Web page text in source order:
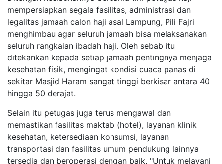
mempersiapkan segala fasilitas, administrasi dan
legalitas jamaah calon haji asal Lampung, Pili Fajri
menghimbau agar seluruh jamaah bisa melaksanakan
seluruh rangkaian ibadah haji. Oleh sebab itu
ditekankan kepada setiap jamaah pentingnya menjaga
kesehatan fisik, mengingat kondisi cuaca panas di
sekitar Masjid Haram sangat tinggi berkisar antara 40
hingga 50 derajat.
Selain itu petugas juga terus mengawal dan
memastikan fasilitas maktab (hotel), layanan klinik
kesehatan, ketersediaan konsumsi, layanan
transportasi dan fasilitas umum pendukung lainnya
tersedia dan beroperasi dengan baik, "Untuk melayani